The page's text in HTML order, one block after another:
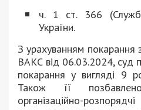
ч. 1 ст. 366
України.
З урахуванням покарання
ВАКС від 06.03.2024, суд
покарання у вигляді 9
Також її
організаційно-